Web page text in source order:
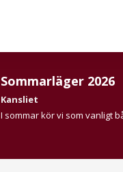
Sommarläger 2026
Kansliet
I sommar kör vi som vanligt